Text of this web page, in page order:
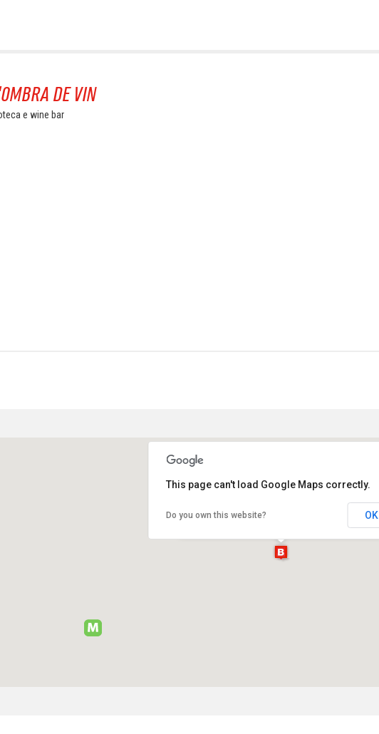
DE VIN
e wine bar
Basilica di San Marco Sagrestia Monumentale
This page can't load Google Maps correctly.
Do you own this website? OK